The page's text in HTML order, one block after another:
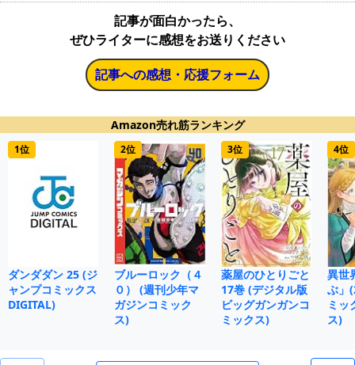
記事が面白かったら、
ぜひライターに感想をお送りください
記事への感想・応援フォーム
Amazon売れ筋ランキング
1位
ダンダダン 25 (ジ
ャンプコミックス
DIGITAL)
2位
ブルーロック（４
０） (週刊少年マ
ガジンコミック
ス)
3位
薬屋のひとりごと
17巻 (デジタル版
ビッグガンガンコ
ミックス)
4位
異世
ぶ」
ミッ
ス)